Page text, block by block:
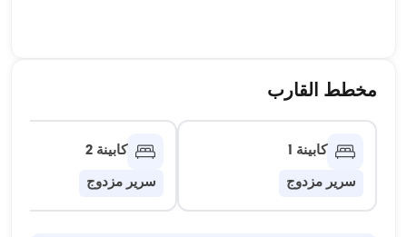
مخطط القارب
كابينة 1
سرير مزدوج
كابينة 2
سرير مزدوج